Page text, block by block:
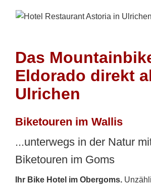
Das
Eldorado direkt
Ulrichen
Biketouren im Wallis
...unterwegs in der Natur
Biketouren im Goms
Ihr Bike Hotel im Obergoms.